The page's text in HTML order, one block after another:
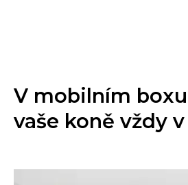
V mobilním
vaše koně vždy